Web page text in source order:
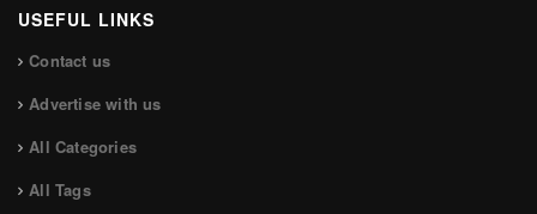
USEFUL LINKS
Contact us
Advertise with us
All Categories
All Tags